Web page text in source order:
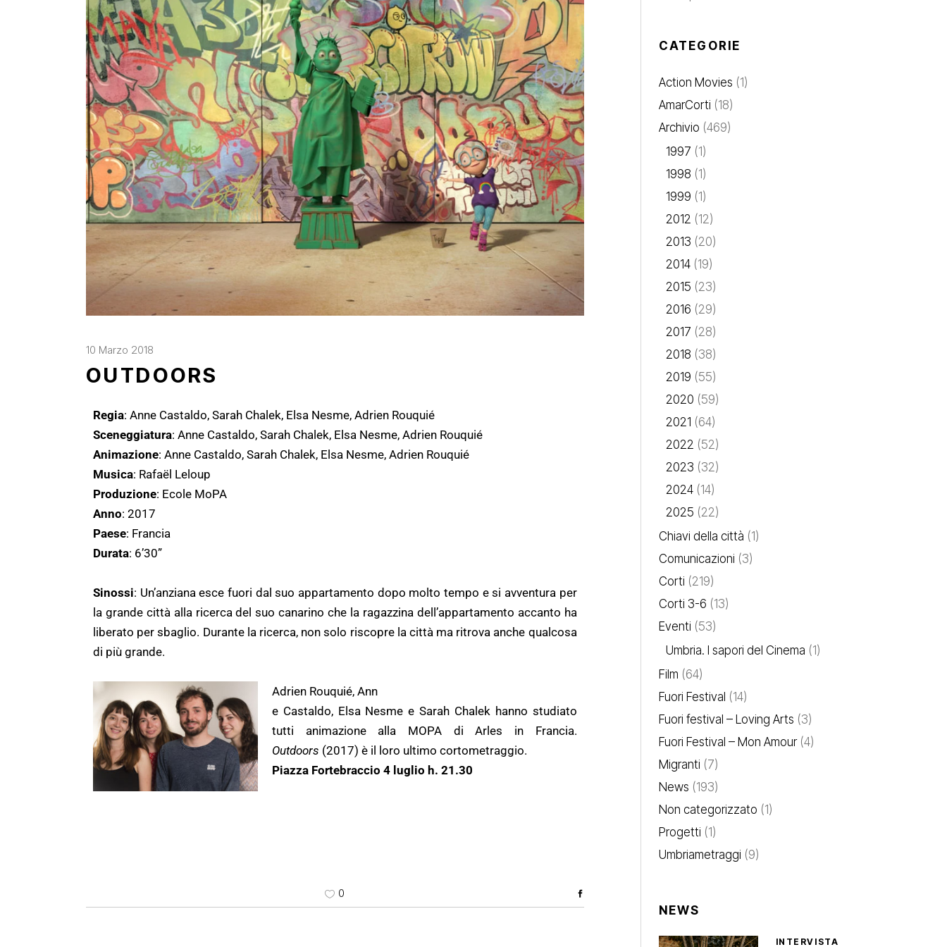
10 Marzo 2018
OUTDOORS
Regia: Anne Castaldo, Sarah Chalek, Elsa Nesme, Adrien Rouquié
Sceneggiatura: Anne Castaldo, Sarah Chalek, Elsa Nesme, Adrien Rouquié
Animazione: Anne Castaldo, Sarah Chalek, Elsa Nesme, Adrien Rouquié
Musica: Rafaël Leloup
Produzione: Ecole MoPA
Anno: 2017
Paese: Francia
Durata: 6’30”
Sinossi: Un’anziana esce fuori dal suo appartamento dopo molto tempo e si avventura per
la grande città alla ricerca del suo canarino che la ragazzina dell’appartamento accanto ha
liberato per sbaglio. Durante la ricerca, non solo riscopre la città ma ritrova anche qualcosa
di più grande.
Adrien Rouquié, Ann
e Castaldo, Elsa Nesme e Sarah Chalek hanno studiato
tutti animazione alla MOPA di Arles in Francia.
Outdoors (2017) è il loro ultimo cortometraggio.
Piazza Fortebraccio 4 luglio h. 21.30
0
CATEGORIE
Action Movies (1)
AmarCorti (18)
Archivio (469)
1997 (1)
1998 (1)
1999 (1)
2012 (12)
2013 (20)
2014(19)
2015 (23)
2016 (29)
2017 (28)
2018 (38)
2019 (55)
2020 (59)
2021 (64)
2022 (52)
2023 (32)
2024(14)
2025 (22)
Chiavi della città (1)
Comunicazioni (3)
Corti (219)
Corti 3-6 (13)
Eventi (53)
Umbria. I sapori del Cinema (1)
Film (64)
Fuori Festival (14)
Fuori festival – Loving Arts (3)
Fuori Festival – Mon Amour(4)
Migranti (7)
News (193)
Non categorizzato (1)
Progetti (1)
Umbriametraggi (9)
NEWS
INTERVISTA